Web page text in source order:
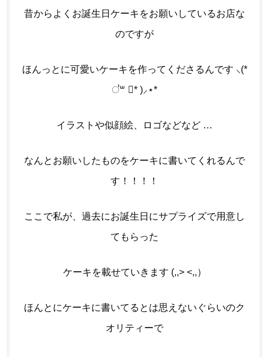
昔からよくお誕生日ケーキをお願いしているお店な
のですが
ほんっとに可愛いケーキを作ってくださるんです ⸜(*
॑꒳ ॑* )⸝⋆*
イラストや似顔絵、ロゴなどなど …
なんとお願いしたものをケーキに書いてくれるんで
す！！！！
ここで私が、過去にお誕生日にサプライズで用意し
てもらった
ケーキを載せていきます (,,> <,,）
ほんとにケーキに書いてるとは思えないぐらいのク
オリティーで